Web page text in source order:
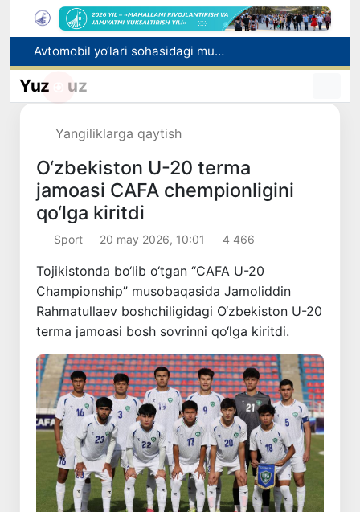
Avtomobil yo‘lari sohasidagi munosabatlar tartibga solindi
Raqobat qo‘mitasi aralashuvi bilan tadbirkordan gaz uchun asossiz undirilgan to‘lov qaytarilishi ta’minlandi
Nurli, shukuhli, sharafli
Yuz uz
Yangiliklarga qaytish
O‘zbekiston U-20 terma
jamoasi CAFA chempionligini
qo‘lga kiritdi
Sport 20 may 2026, 10:01 4 466
Tojikistonda bo‘lib o‘tgan “CAFA U-20
Championship” musobaqasida Jamoliddin
Rahmatullaev boshchiligidagi O‘zbekiston U-20
terma jamoasi bosh sovrinni qo‘lga kiritdi.